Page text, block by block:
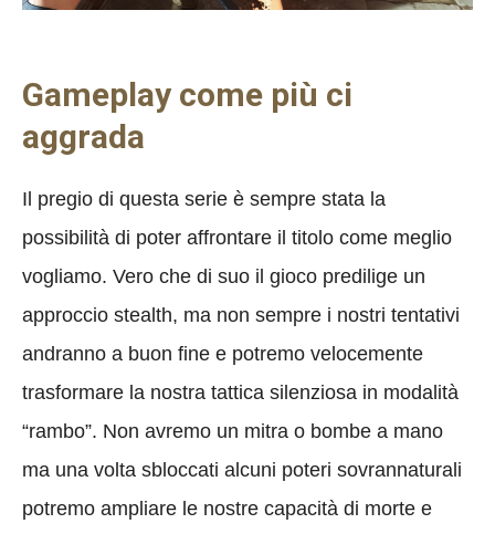
Gameplay come più ci
aggrada
Il pregio di questa serie è sempre stata la
possibilità di poter affrontare il titolo come meglio
vogliamo. Vero che di suo il gioco predilige un
approccio stealth, ma non sempre i nostri tentativi
andranno a buon fine e potremo velocemente
trasformare la nostra tattica silenziosa in modalità
“rambo”. Non avremo un mitra o bombe a mano
ma una volta sbloccati alcuni poteri sovrannaturali
potremo ampliare le nostre capacità di morte e